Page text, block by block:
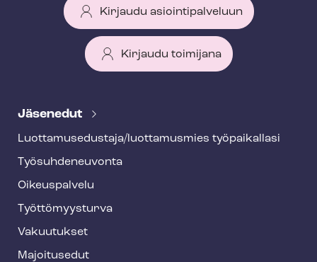
Kirjaudu asiointipalveluun
Kirjaudu toimijana
e
f
o
o
t
e
Jäsenedut
Luot­ta­muse­dus­ta­ja/luottamusmies työpaikallasi
Työ­suh­de­neu­von­ta
Oikeuspalvelu
Työt­tö­myys­tur­va
Vakuutukset
Majoitusedut